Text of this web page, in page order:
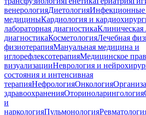
венерологияДиетологияИнфекционные
медициныКардиология и
лабораторная диагностикаКлиническая
диагностикаКосметологияЛечебная
физиотерапияМануальная медицина и
иглорефлексотерапияМедицинское
визуализацииНеврология и
состояния и интенсивная
терапияНефрологияОнкология
здравоохраненияОториноларингология
и
наркологияПульмонология